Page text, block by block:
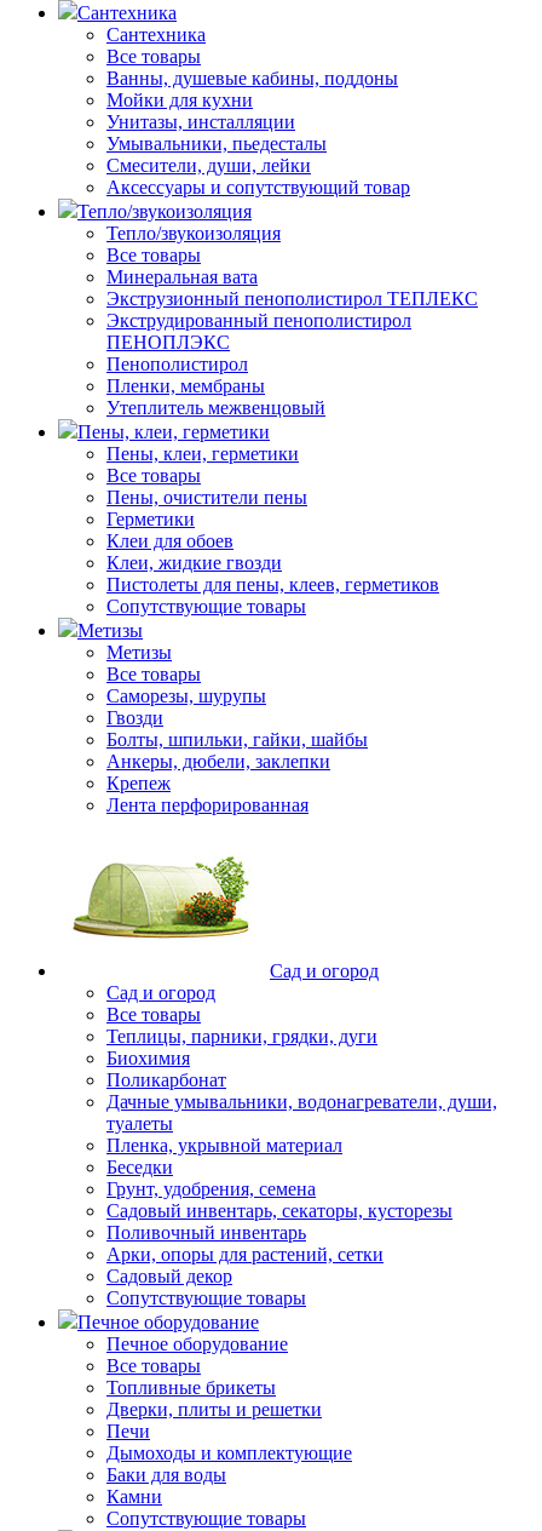
Сантехника
Сантехника
Все товары
Ванны, душевые кабины, поддоны
Мойки для кухни
Унитазы, инсталляции
Умывальники, пьедесталы
Смесители, души, лейки
Аксессуары и сопутствующий товар
Тепло/звукоизоляция
Тепло/звукоизоляция
Все товары
Минеральная вата
Экструзионный пенополистирол ТЕПЛЕКС
Экструдированный пенополистирол
ПЕНОПЛЭКС
Пенополистирол
Пленки, мембраны
Утеплитель межвенцовый
Пены, клеи, герметики
Пены, клеи, герметики
Все товары
Пены, очистители пены
Герметики
Клеи для обоев
Клеи, жидкие гвозди
Пистолеты для пены, клеев, герметиков
Сопутствующие товары
Метизы
Метизы
Все товары
Саморезы, шурупы
Гвозди
Болты, шпильки, гайки, шайбы
Анкеры, дюбели, заклепки
Крепеж
Лента перфорированная
Сад и огород
Сад и огород
Все товары
Теплицы, парники, грядки, дуги
Биохимия
Поликарбонат
Дачные умывальники, водонагреватели, души,
туалеты
Пленка, укрывной материал
Беседки
Грунт, удобрения, семена
Садовый инвентарь, секаторы, кусторезы
Поливочный инвентарь
Арки, опоры для растений, сетки
Садовый декор
Сопутствующие товары
Печное оборудование
Печное оборудование
Все товары
Топливные брикеты
Дверки, плиты и решетки
Печи
Дымоходы и комплектующие
Баки для воды
Камни
Сопутствующие товары